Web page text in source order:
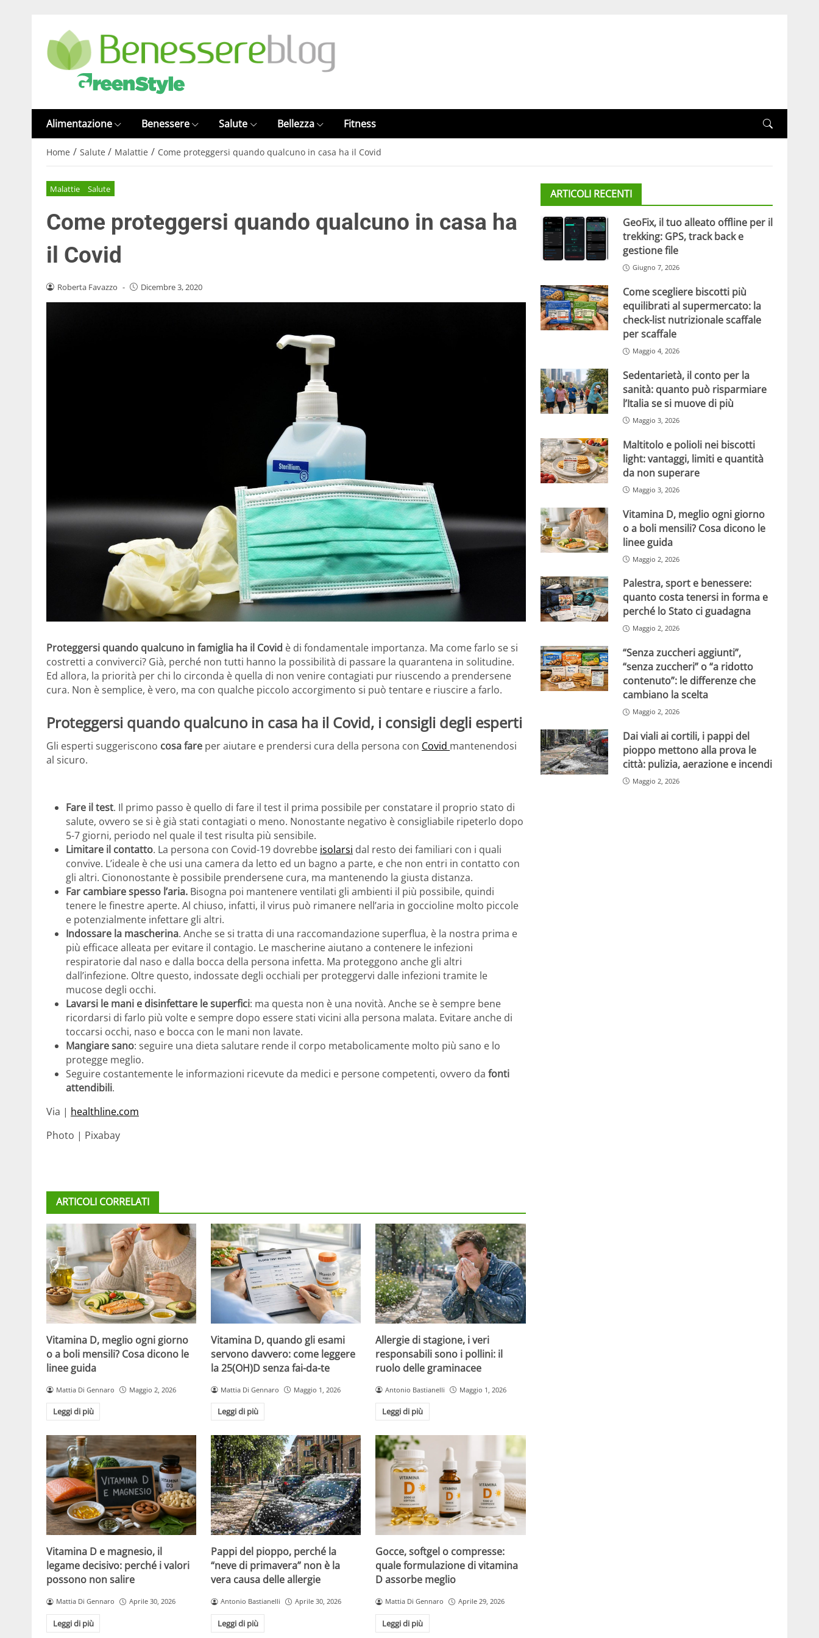
Alimentazione Benessere Salute Bellezza Fitness
Home / Salute / Malattie / Come proteggersi quando qualcuno in casa ha il Covid
Malattie Salute
Come proteggersi quando qualcuno in casa ha
il Covid
Roberta Favazzo - Dicembre 3, 2020
Proteggersi quando qualcuno in famiglia ha il Covid è di fondamentale importanza. Ma come farlo se si
costretti a conviverci? Già, perché non tutti hanno la possibilità di passare la quarantena in solitudine.
Ed allora, la priorità per chi lo circonda è quella di non venire contagiati pur riuscendo a prendersene
cura. Non è semplice, è vero, ma con qualche piccolo accorgimento si può tentare e riuscire a farlo.
Proteggersi quando qualcuno in casa ha il Covid, i consigli degli esperti
Gli esperti suggeriscono cosa fare per aiutare e prendersi cura della persona con Covid mantenendosi
al sicuro.
Fare il test. Il primo passo è quello di fare il test il prima possibile per constatare il proprio stato di
salute, ovvero se si è già stati contagiati o meno. Nonostante negativo è consigliabile ripeterlo dopo
5-7 giorni, periodo nel quale il test risulta più sensibile.
Limitare il contatto. La persona con Covid-19 dovrebbe isolarsi dal resto dei familiari con i quali
convive. L’ideale è che usi una camera da letto ed un bagno a parte, e che non entri in contatto con
gli altri. Ciononostante è possibile prendersene cura, ma mantenendo la giusta distanza.
Far cambiare spesso l’aria. Bisogna poi mantenere ventilati gli ambienti il più possibile, quindi
tenere le finestre aperte. Al chiuso, infatti, il virus può rimanere nell’aria in goccioline molto piccole
e potenzialmente infettare gli altri.
Indossare la mascherina. Anche se si tratta di una raccomandazione superflua, è la nostra prima e
più efficace alleata per evitare il contagio. Le mascherine aiutano a contenere le infezioni
respiratorie dal naso e dalla bocca della persona infetta. Ma proteggono anche gli altri
dall’infezione. Oltre questo, indossate degli occhiali per proteggervi dalle infezioni tramite le
mucose degli occhi.
Lavarsi le mani e disinfettare le superfici: ma questa non è una novità. Anche se è sempre bene
ricordarsi di farlo più volte e sempre dopo essere stati vicini alla persona malata. Evitare anche di
toccarsi occhi, naso e bocca con le mani non lavate.
Mangiare sano: seguire una dieta salutare rende il corpo metabolicamente molto più sano e lo
protegge meglio.
Seguire costantemente le informazioni ricevute da medici e persone competenti, ovvero da fonti
attendibili.
Via | healthline.com
Photo | Pixabay
ARTICOLI CORRELATI
Vitamina D, meglio ogni giorno
o a boli mensili? Cosa dicono le
linee guida
Mattia Di Gennaro Maggio 2, 2026
Leggi di più
Vitamina D, quando gli esami
servono davvero: come leggere
la 25(OH)D senza fai-da-te
Mattia Di Gennaro Maggio 1, 2026
Leggi di più
Allergie di stagione, i veri
responsabili sono i pollini: il
ruolo delle graminacee
Antonio Bastianelli Maggio 1, 2026
Leggi di più
Vitamina D e magnesio, il
legame decisivo: perché i valori
possono non salire
Mattia Di Gennaro Aprile 30, 2026
Leggi di più
Pappi del pioppo, perché la
“neve di primavera” non è la
vera causa delle allergie
Antonio Bastianelli Aprile 30, 2026
Leggi di più
Gocce, softgel o compresse:
quale formulazione di vitamina
D assorbe meglio
Mattia Di Gennaro Aprile 29, 2026
Leggi di più
ARTICOLI RECENTI
GeoFix, il tuo alleato offline per il
trekking: GPS, track back e
gestione file
Giugno 7, 2026
Come scegliere biscotti più
equilibrati al supermercato: la
check-list nutrizionale scaffale
per scaffale
Maggio 4, 2026
Sedentarietà, il conto per la
sanità: quanto può risparmiare
l’Italia se si muove di più
Maggio 3, 2026
Maltitolo e polioli nei biscotti
light: vantaggi, limiti e quantità
da non superare
Maggio 3, 2026
Vitamina D, meglio ogni giorno
o a boli mensili? Cosa dicono le
linee guida
Maggio 2, 2026
Palestra, sport e benessere:
quanto costa tenersi in forma e
perché lo Stato ci guadagna
Maggio 2, 2026
“Senza zuccheri aggiunti”,
“senza zuccheri” o “a ridotto
contenuto”: le differenze che
cambiano la scelta
Maggio 2, 2026
Dai viali ai cortili, i pappi del
pioppo mettono alla prova le
città: pulizia, aerazione e incendi
Maggio 2, 2026